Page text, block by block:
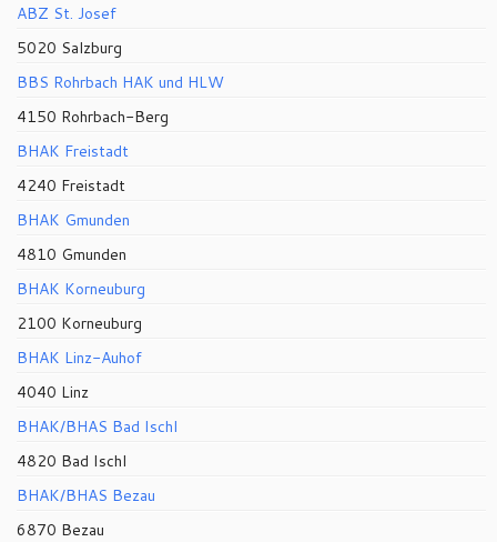
ABZ St. Josef
5020 Salzburg
BBS Rohrbach HAK und HLW
4150 Rohrbach-Berg
BHAK Freistadt
4240 Freistadt
BHAK Gmunden
4810 Gmunden
BHAK Korneuburg
2100 Korneuburg
BHAK Linz-Auhof
4040 Linz
BHAK/BHAS Bad Ischl
4820 Bad Ischl
BHAK/BHAS Bezau
6870 Bezau